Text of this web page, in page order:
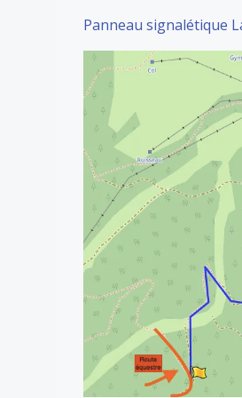
Panneau signalétique